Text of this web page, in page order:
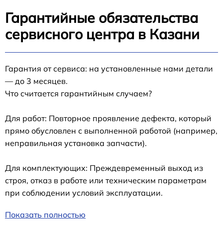
Гарантийные обязательства
сервисного центра в Казани
Гарантия от сервиса: на установленные нами детали
— до 3 месяцев.
Что считается гарантийным случаем?
Для работ: Повторное проявление дефекта, который
прямо обусловлен с выполненной работой (например,
неправильная установка запчасти).
Для комплектующих: Преждевременный выход из
строя, отказ в работе или техническим параметрам
при соблюдении условий эксплуатации.
Показать полностью